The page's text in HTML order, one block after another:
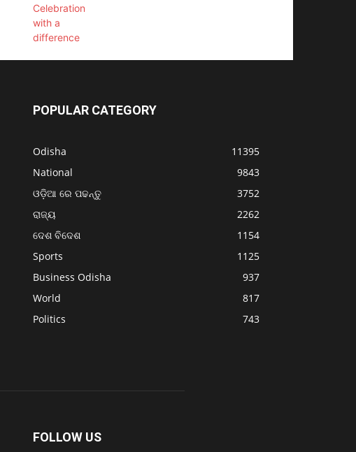
POPULAR CATEGORY
Odisha
11395
National
9843
ଓଡ଼ିଆ ରେ ପଢନ୍ତୁ
3752
ରାଜ୍ୟ
2262
ଦେଶ ବିଦେଶ
1154
Sports
1125
Business Odisha
937
World
817
Politics
743
FOLLOW US